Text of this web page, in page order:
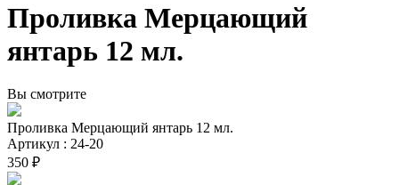
Проливка Мерцающий
янтарь 12 мл.
Вы смотрите
Проливка Мерцающий янтарь 12 мл.
Артикул : 24-20
350 ₽